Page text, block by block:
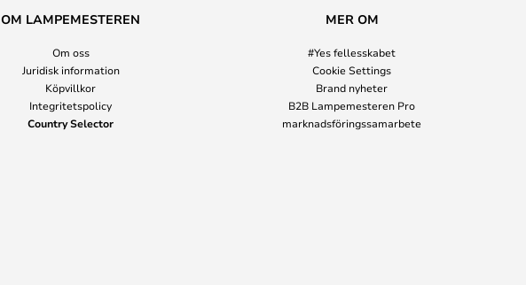
OM LAMPEMESTEREN
Om oss
Juridisk information
Köpvillkor
Integritetspolicy
Country Selector
MER OM
#Yes fellesskabet
Cookie Settings
Brand nyheter
B2B Lampemesteren Pro
marknadsföringssamarbete